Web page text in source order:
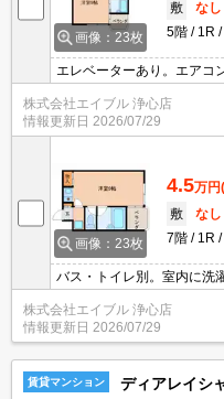
画像：23枚
敷
なし
5階
1R
エレベーターあり。エアコ
株式会社エイブル 浄心店
情報更新日 2026/07/29
画像：23枚
4.5万円
敷
なし
7階
1R
バス・トイレ別。室内に洗
株式会社エイブル 浄心店
情報更新日 2026/07/29
賃貸マンション ディアレイシ